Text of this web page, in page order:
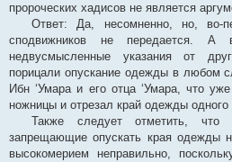
пророческих хадисов не является
Ответ: Да, несомненно, но, во-
сподвижников не передается. А
недвусмысленные указания от
порицали опускание одежды в любом
Ибн ‘Умара и его отца ‘Умара, что
ножницы и отрезал край одежды
Также следует отметить, что
запрещающие опускать края одежды
высокомерием неправильно,